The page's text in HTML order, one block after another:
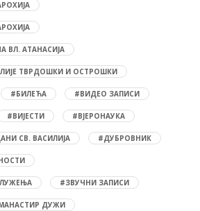
ВЛ. АТАНАСИЈА
ТВРДОШКИ И ОСТРОШКИ
#БИЛЕЋА #ВИДЕО ЗАПИСИ
#ВИЈЕСТИ #ВЈЕРОНАУКА
СВ. ВАСИЛИЈА #ДУБРОВНИК
#ЗВУЧНИ ЗАПИСИ
ДУЖИ